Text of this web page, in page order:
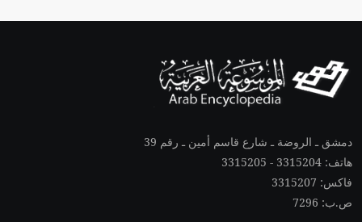
دمشق ـ الروضة ـ شارع قاسم أمين ـ رقم 39
هاتف: 3315204 - 3315205
فاكس: 3315207
ص.ب: 7296